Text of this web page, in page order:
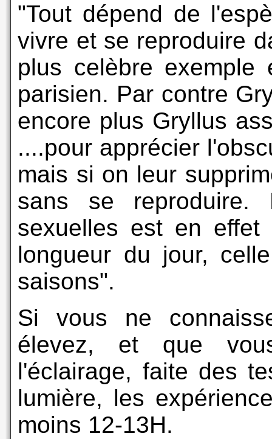
"Tout dépend de
vivre et se reproduire
plus celèbre
parisien. Par contre
encore plus Gryllus
....pour apprécier
mais si on leur
sans se reproduire.
sexuelles est en
longueur du jour,
saisons".
Si vous ne
élevez, et que
l'éclairage, faite des
lumière, les
moins 12-13H.